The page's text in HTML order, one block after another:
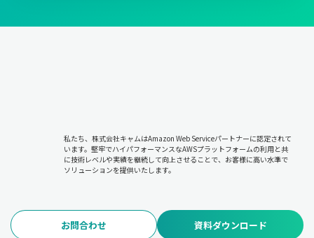
私たち、株式会社キャムはAmazon Web Serviceパートナーに認定されて
います。堅牢でハイパフォーマンスなAWSプラットフォームの利用と共
に技術レベルや実績を継続して向上させることで、お客様に高い水準で
ソリューションを提供いたします。
お問合わせ 資料ダウンロード